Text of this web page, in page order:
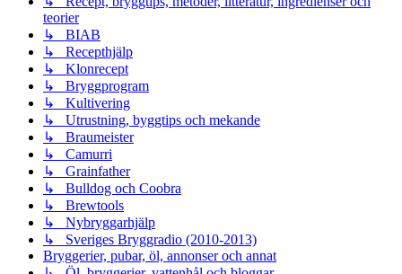
teorier
↳ BIAB
↳ Recepthjälp
↳ Klonrecept
↳ Bryggprogram
↳ Kultivering
↳ Utrustning, byggtips och mekande
↳ Braumeister
↳ Camurri
↳ Grainfather
↳ Bulldog och Coobra
↳ Brewtools
↳ Nybryggarhjälp
↳ Sveriges Bryggradio (2010-2013)
Bryggerier, pubar, öl, annonser och annat